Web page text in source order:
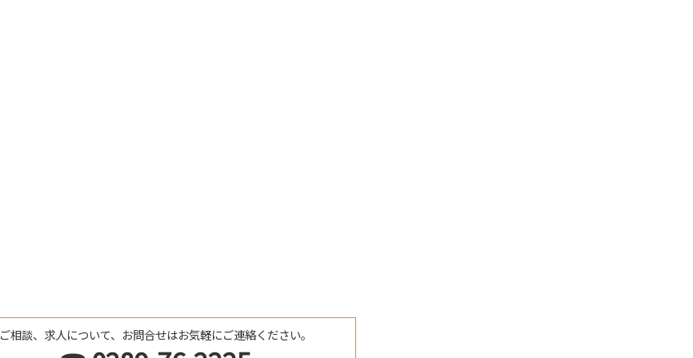
ご相談、求人について、お問合せはお気軽にご連絡ください。